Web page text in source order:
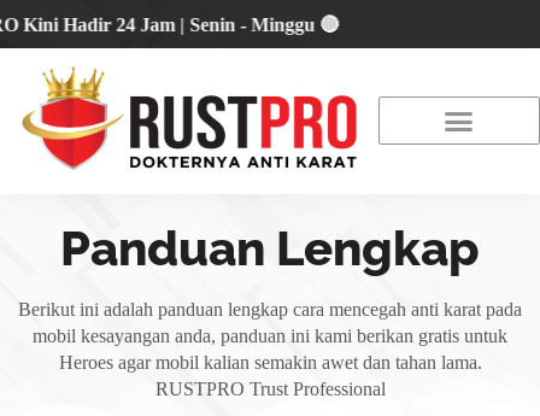
Hadir 24 Jam | Senin - Minggu 🔴
Panduan Lengkap
Berikut ini adalah panduan lengkap cara mencegah anti karat pada
mobil kesayangan anda, panduan ini kami berikan gratis untuk
Heroes agar mobil kalian semakin awet dan tahan lama.
RUSTPRO Trust Professional